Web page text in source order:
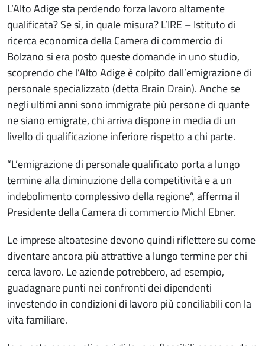
L’Alto Adige sta perdendo forza lavoro altamente
qualificata? Se sì, in quale misura? L’IRE – Istituto di
ricerca economica della Camera di commercio di
Bolzano si era posto queste domande in uno studio,
scoprendo che l’Alto Adige è colpito dall’emigrazione di
personale specializzato (detta Brain Drain). Anche se
negli ultimi anni sono immigrate più persone di quante
ne siano emigrate, chi arriva dispone in media di un
livello di qualificazione inferiore rispetto a chi parte.
“L’emigrazione di personale qualificato porta a lungo
termine alla diminuzione della competitività e a un
indebolimento complessivo della regione”, afferma il
Presidente della Camera di commercio Michl Ebner.
Le imprese altoatesine devono quindi riflettere su come
diventare ancora più attrattive a lungo termine per chi
cerca lavoro. Le aziende potrebbero, ad esempio,
guadagnare punti nei confronti dei dipendenti
investendo in condizioni di lavoro più conciliabili con la
vita familiare.